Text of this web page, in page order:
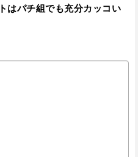
はパチ組でも充分カッコい